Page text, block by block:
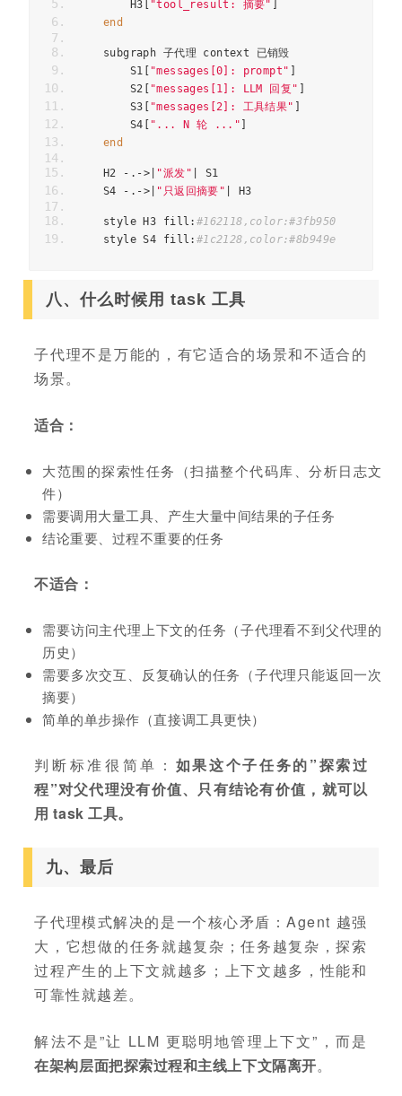
        H3
"tool_result: 摘要"
end
    subgraph
子代理 context 已销毁
        S1
"messages[0]: prompt"
        S2
"messages[1]: LLM 回复"
        S3
"messages[2]: 工具结果"
        S4
"... N 轮 ..."
end
    H2
-.->| "派发"
S1
    S4
-.->| "只返回摘要" H3
    style H3 fill
: #162118,color:#3fb950
    style S4 fill
: #1c2128,color:#8b949e
八、什么时候用 task 工具
子代理不是万能的，有它适合的场景和不适合的
场景。
适合：
大范围的探索性任务（扫描整个代码库、分析日志文
件）
需要调用大量工具、产生大量中间结果的子任务
结论重要、过程不重要的任务
不适合：
需要访问主代理上下文的任务（子代理看不到父代理的
历史）
需要多次交互、反复确认的任务（子代理只能返回一次
摘要）
简单的单步操作（直接调工具更快）
判断标准很简单： 如果这个子任务的”探索过
程”对父代理没有价值、只有结论有价值，就可以
用 task 工具。
九、最后
子代理模式解决的是一个核心矛盾：Agent 越强
大，它想做的任务就越复杂；任务越复杂，探索
过程产生的上下文就越多；上下文越多，性能和
可靠性就越差。
解法不是”让 LLM 更聪明地管理上下文”，而是
在架构层面把探索过程和主线上下文隔离开。